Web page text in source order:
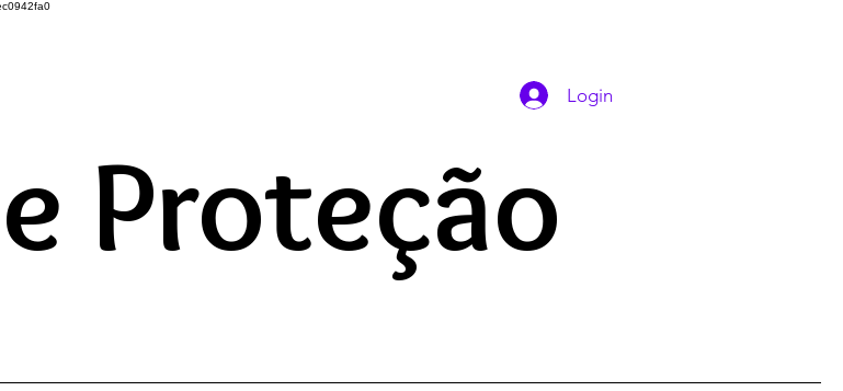
ATRAVÉS DAS ORAÇÕES
Proteção
Login